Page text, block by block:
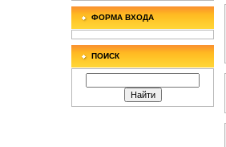
ФОРМА ВХОДА
ПОИСК